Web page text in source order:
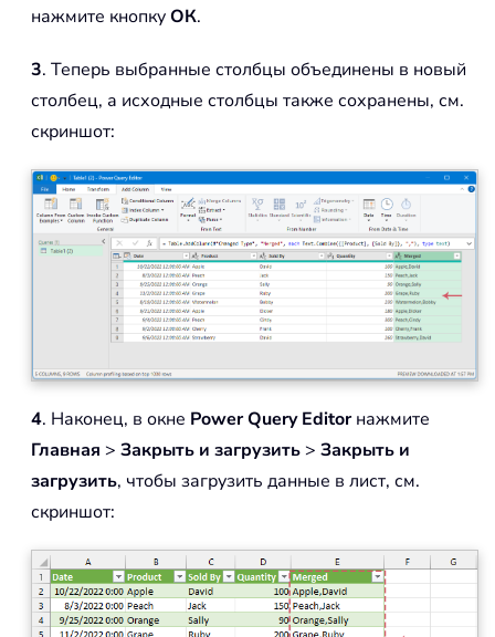
нажмите кнопкуОК.
3. Теперь выбранные столбцы объединены в новый
столбец, а исходные столбцы также сохранены, см.
скриншот:
4. Наконец, в окне Power Query Editorнажмите
Главная > Закрыть и загрузить > Закрыть и
загрузить, чтобы загрузить данные в лист, см.
скриншот: